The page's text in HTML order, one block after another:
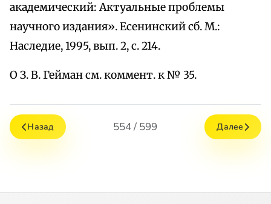
академический: Актуальные проблемы
научного издания». Есенинский сб. М.:
Наследие, 1995, вып. 2, с. 214.
О З. В. Гейман см. коммент. к № 35.
Назад 554 / 599 Далее